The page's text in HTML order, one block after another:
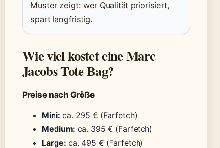
Muster zeigt: wer Qualität priorisiert,
spart langfristig.
Wie viel kostet eine Marc
Jacobs Tote Bag?
Preise nach Größe
Mini: ca. 295 € (Farfetch)
Medium: ca. 395 € (Farfetch)
Large: ca. 495 € (Farfetch)